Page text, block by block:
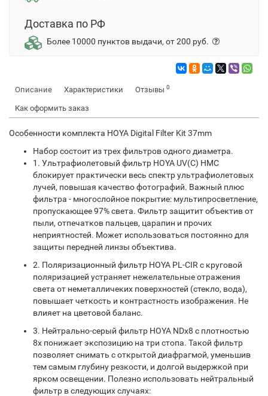
Доставка по РФ
Более 10000 пунктов выдачи, от 200 руб.
Описание Характеристики Отзывы 0
Как оформить заказ
Особенности комплекта HOYA Digital Filter Kit 37mm
Набор состоит из трех фильтров одного диаметра.
1. Ультрафиолетовый фильтр HOYA UV(C) HMC
блокирует практически весь спектр ультрафиолетовых
лучей, повышая качество фотографий. Важный плюс
фильтра - многослойное покрытие: мультипросветление,
пропускающее 97% света. Фильтр защитит объектив от
пыли, отпечатков пальцев, царапин и прочих
неприятностей. Может использоваться постоянно для
защиты передней линзы объектива.
2. Поляризационный фильтр HOYA PL-CIR с круговой
поляризацией устраняет нежелательные отражения
света от неметалличеких поверхностей (стекло, вода),
повышает четкость и контрастность изображения. Не
влияет на цветовой баланс.
3. Нейтрально-серый фильтр HOYA NDx8 с плотностью
8x понижает экспозицию на три стопа. Такой фильтр
позволяет снимать с открытой диафрагмой, уменьшив
тем самым глубину резкости, и долгой выдержкой при
ярком освещении. Полезно использовать нейтральный
фильтр в следующих случаях: